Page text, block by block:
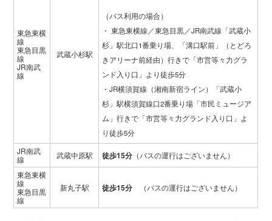
東急東横
線
東急目黒
線
JR南武
線
武蔵小杉駅
（バス利用の場合）
・ 東急東横線／東急目黒／JR南武線「武蔵小
杉」駅北口1番乗り場、「溝口駅前」（とどろ
きアリーナ前経由）行きで「市営等々力グラ
ンド入り口」より徒歩5分
・JR横須賀線（湘南新宿ライン）「武蔵小
杉」駅横須賀線口2番乗り場「市民ミュージア
ム」行きで「市営等々力グランド入り口」よ
り徒歩5分
JR南武
線
武蔵中原駅 徒歩15分 （バスの運行はございません）
東急東横
線
東急目黒
線
新丸子駅 徒歩15分 （バスの運行はございません）